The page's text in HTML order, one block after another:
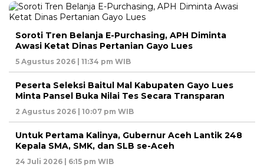
Soroti Tren Belanja E-Purchasing, APH Diminta
Awasi Ketat Dinas Pertanian Gayo Lues
5 Agustus 2026 | 11:34 pm WIB
Peserta Seleksi Baitul Mal Kabupaten Gayo Lues
Minta Pansel Buka Nilai Tes Secara Transparan
2 Agustus 2026 | 10:07 pm WIB
Untuk Pertama Kalinya, Gubernur Aceh Lantik 248
Kepala SMA, SMK, dan SLB se-Aceh
24 Juli 2026 | 6:15 pm WIB